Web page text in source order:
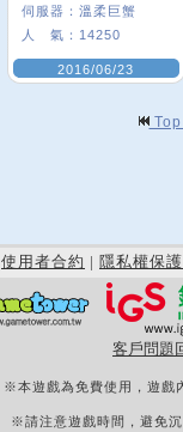
伺服器： 溫柔巨蟹
人 氣： 14250
2016/06/23
使用者合約 | 隱私權保護
客戶問題
※本遊戲為免費使用，遊戲
※請注意遊戲時間，避免